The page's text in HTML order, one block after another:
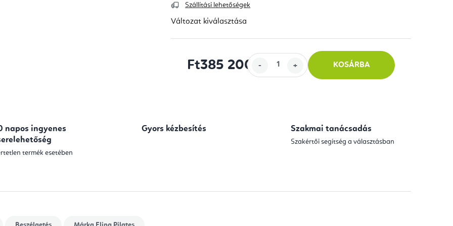
Szállítási lehetőségek
Változat kiválasztása
Ft385 200 -tól KOSÁRBA
napos ingyenes
termék esetében
Gyors kézbesítés Szakmai tanácsadás
Szakértői segítség a választásban